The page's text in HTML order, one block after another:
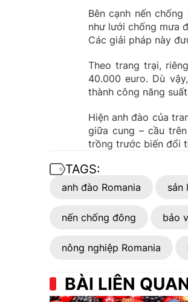
Bên cạnh nến
như lưới chống mưa
Các giải pháp này
Theo trang trại,
40.000 euro. Dù
thành công năng
Hiện anh đào của
giữa cung – cầu
trồng trước biến đổi
TAGS:
anh đào Romania sản
nến chống đông bảo
nông nghiệp Romania
BÀI LIÊN